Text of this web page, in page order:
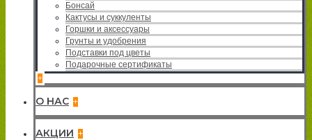
Бонсай
Кактусы и суккуленты
Горшки и аксессуары
Грунты и удобрения
Подставки под цветы
Подарочные сертификаты
+
О НАС +
АКЦИИ +